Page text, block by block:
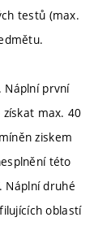
testů (max.
Náplní první
max. 40
ziskem
této
Náplní druhé
oblastí